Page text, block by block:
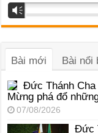
Trình
phát
âm
Vm
Bài mới Bài nổi
Đức Thánh Cha
Mừng phá đổ
07/08/2026
Đức